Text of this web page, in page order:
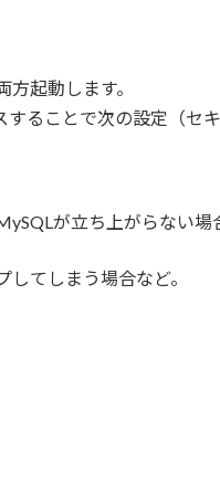
起動します。
ることで次の設定（セ
が立ち上がらない場
てしまう場合など。